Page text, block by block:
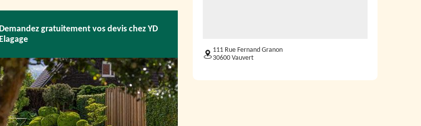
Demandez gratuitement vos devis chez YD
Elagage
111 Rue Fernand Granon
30600 Vauvert